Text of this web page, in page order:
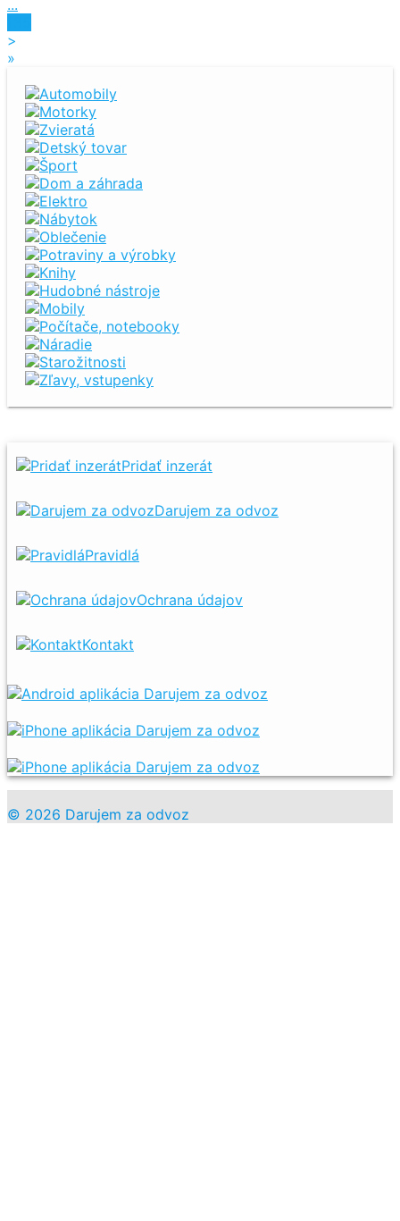
...
>
»
Automobily
Motorky
Zvieratá
Detský tovar
Šport
Dom a záhrada
Elektro
Nábytok
Oblečenie
Potraviny a výrobky
Knihy
Hudobné nástroje
Mobily
Počítače, notebooky
Náradie
Starožitnosti
Zľavy, vstupenky
Pridať inzerát
Darujem za odvoz
Pravidlá
Ochrana údajov
Kontakt
© 2026 Darujem za odvoz